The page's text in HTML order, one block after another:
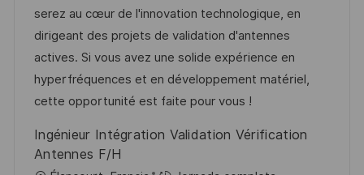
c
i
ó
n
a
d
e
p
u
l
e
m
p
l
e
g
o
r
í
a
serez au cœur de l'innovation technologique, en
dirigeant des projets de validation d'antennes
actives. Si vous avez une solide expérience en
hyperfréquences et en développement matériel,
cette opportunité est faite pour vous !
Ingénieur Intégration Validation Vérification
Antennes F/H